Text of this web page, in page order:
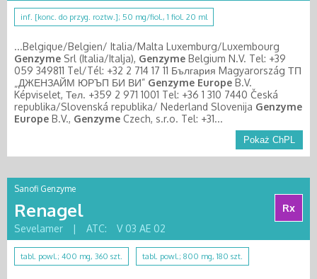
inf. [konc. do przyg. roztw.]; 50 mg/fiol., 1 fiol. 20 ml
...Belgique/Belgien/ Italia/Malta Luxemburg/Luxembourg
Genzyme Srl (Italia/Italja), Genzyme Belgium N.V. Tel: +39
059 349811 Tel/Tél: +32 2 714 17 11 България Magyarország ТП
„ДЖЕНЗАЙМ ЮРЪП БИ ВИ” Genzyme Europe B.V.
Képviselet, Тел. +359 2 971 1001 Tel: +36 1 310 7440 Česká
republika/Slovenská republika/ Nederland Slovenija Genzyme
Europe B.V., Genzyme Czech, s.r.o. Tel: +31...
Pokaż ChPL
Sanofi Genzyme
Renagel
Rx
Sevelamer
| ATC: V 03 AE 02
tabl. powl.; 400 mg, 360 szt. tabl. powl.; 800 mg, 180 szt.